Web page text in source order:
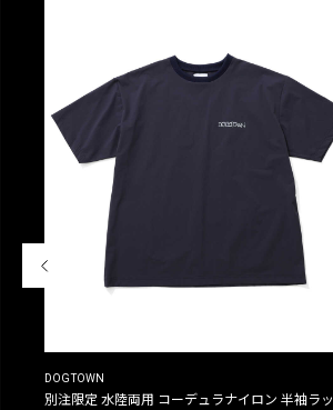
DOGTOWN
別注限定 水陸両用 コーデュラナイロン 半袖ラッ